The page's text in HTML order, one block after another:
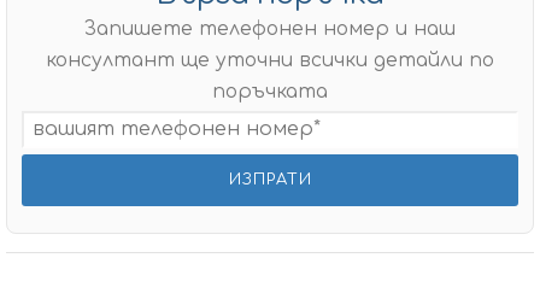
Запишете телефонен номер и наш
консултант ще уточни всички детайли по
поръчката